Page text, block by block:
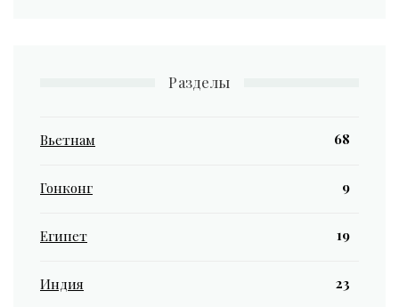
Разделы
Вьетнам 68
Гонконг 9
Египет 19
Индия 23